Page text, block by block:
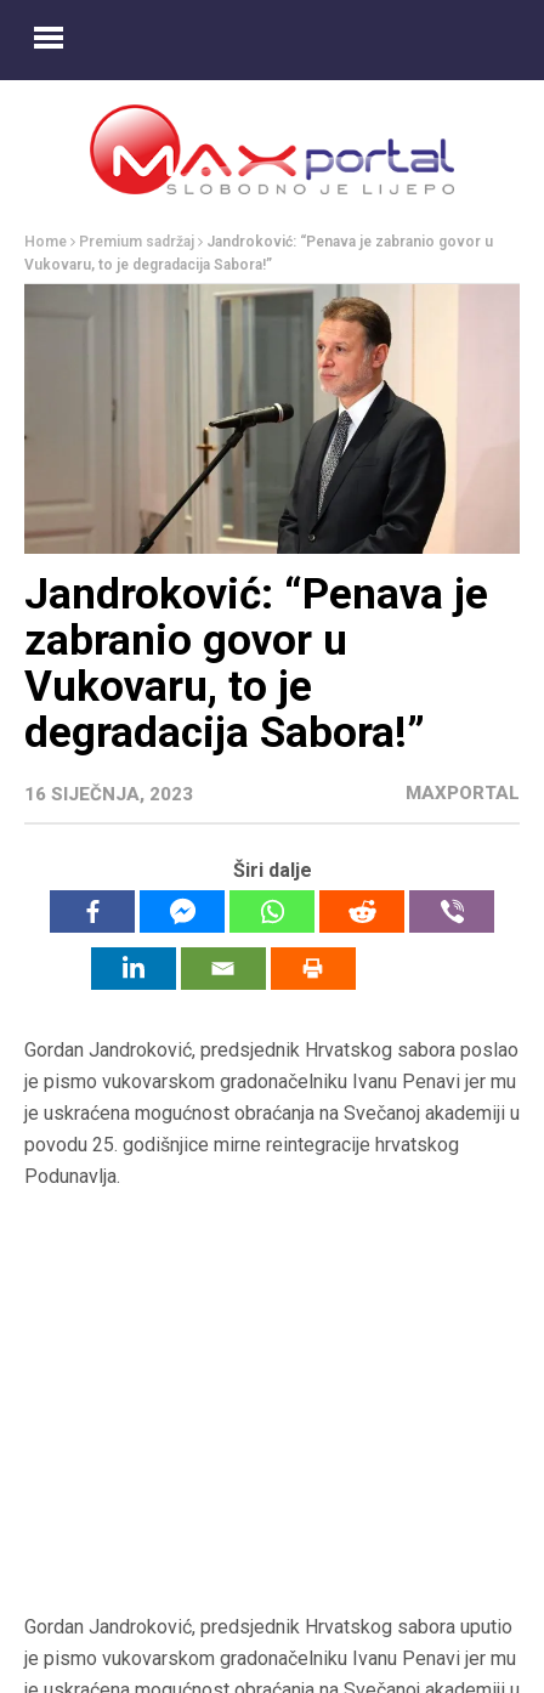
Home Premium sadržaj
Jandroković: “Penava je zabranio govor u
Vukovaru, to je degradacija Sabora!”
Jandroković: “Penava je
zabranio govor u
Vukovaru, to je
degradacija Sabora!”
16 SIJEČNJA, 2023 MAXPORTAL
Širi dalje
Gordan Jandroković, predsjednik Hrvatskog sabora poslao
je pismo vukovarskom gradonačelniku Ivanu Penavi jer mu
je uskraćena mogućnost obraćanja na Svečanoj akademiji u
povodu 25. godišnjice mirne reintegracije hrvatskog
Podunavlja.
Gordan Jandroković, predsjednik Hrvatskog sabora uputio
je pismo vukovarskom gradonačelniku Ivanu Penavi jer mu